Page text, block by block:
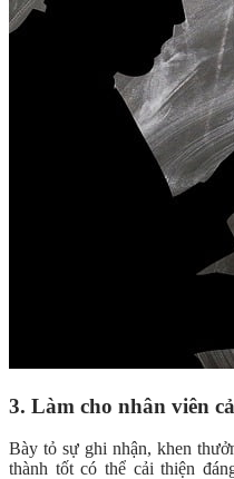
3. Làm cho nhân viên
Bày tỏ sự ghi nhận, khen
thành tốt có thể cải thiện